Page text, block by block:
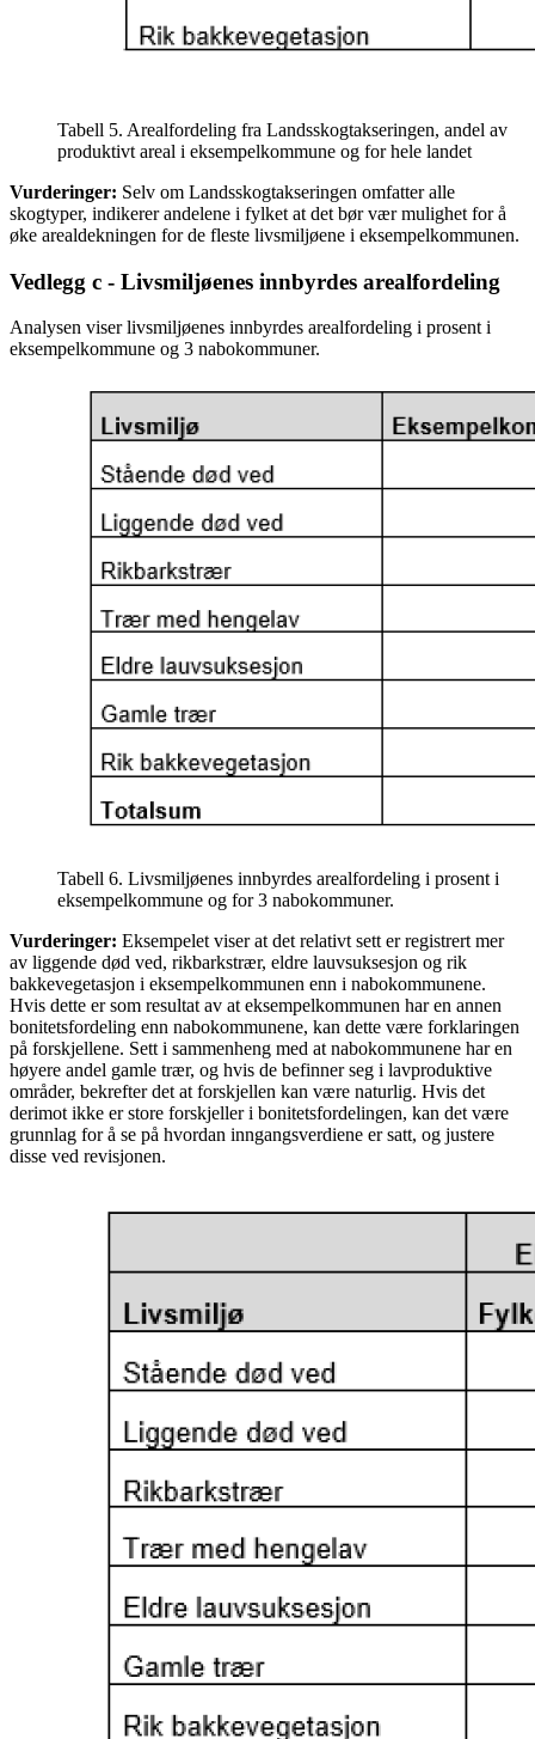
Tabell 5. Arealfordeling fra Landsskogtakseringen, andel av
produktivt areal i eksempelkommune og for hele landet
Vurderinger: Selv om Landsskogtakseringen omfatter alle
skogtyper, indikerer andelene i fylket at det bør vær mulighet for å
øke arealdekningen for de fleste livsmiljøene i eksempelkommunen.
Vedlegg c - Livsmiljøenes innbyrdes arealfordeling
Analysen viser livsmiljøenes innbyrdes arealfordeling i prosent i
eksempelkommune og 3 nabokommuner.
Tabell 6. Livsmiljøenes innbyrdes arealfordeling i prosent i
eksempelkommune og for 3 nabokommuner.
Vurderinger: Eksempelet viser at det relativt sett er registrert mer
av liggende død ved, rikbarkstrær, eldre lauvsuksesjon og rik
bakkevegetasjon i eksempelkommunen enn i nabokommunene.
Hvis dette er som resultat av at eksempelkommunen har en annen
bonitetsfordeling enn nabokommunene, kan dette være forklaringen
på forskjellene. Sett i sammenheng med at nabokommunene har en
høyere andel gamle trær, og hvis de befinner seg i lavproduktive
områder, bekrefter det at forskjellen kan være naturlig. Hvis det
derimot ikke er store forskjeller i bonitetsfordelingen, kan det være
grunnlag for å se på hvordan inngangsverdiene er satt, og justere
disse ved revisjonen.